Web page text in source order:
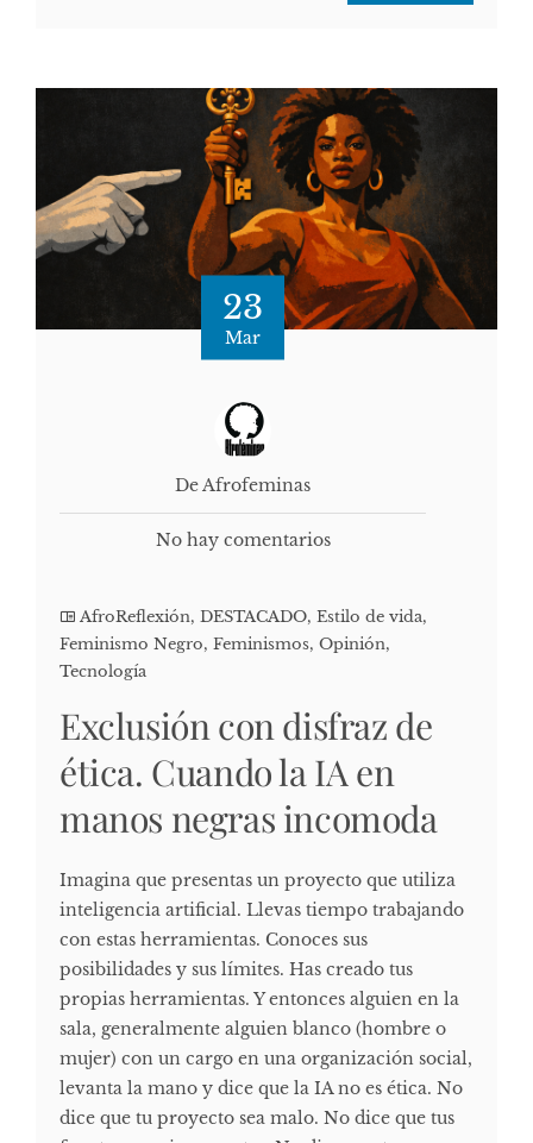
23
Mar
De Afrofeminas
No hay comentarios
AfroReflexión, DESTACADO, Estilo de vida,
Feminismo Negro, Feminismos, Opinión,
Tecnología
Exclusión con disfraz de
ética. Cuando la IA en
manos negras incomoda
Imagina que presentas un proyecto que utiliza
inteligencia artificial. Llevas tiempo trabajando
con estas herramientas. Conoces sus
posibilidades y sus límites. Has creado tus
propias herramientas. Y entonces alguien en la
sala, generalmente alguien blanco (hombre o
mujer) con un cargo en una organización social,
levanta la mano y dice que la IA no es ética. No
dice que tu proyecto sea malo. No dice que tus